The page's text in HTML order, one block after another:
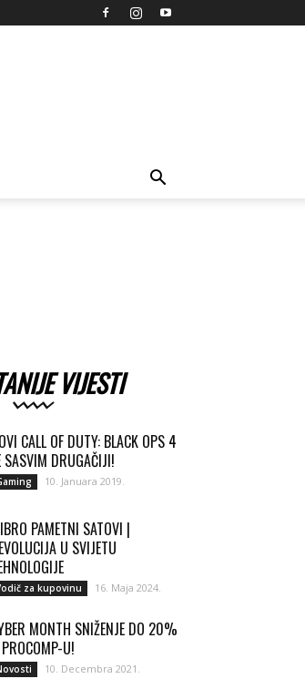
VIJESTI
CALL OF DUTY: BLACK OPS 4
SASVIM DRUGAČIJI!
10. Januara 2019.
PAMETNI SATOVI |
U SVIJETU
za kupovinu 16. Maja 2024.
MONTH SNIŽENJE DO 20%
U!
10. Decembra 2021.